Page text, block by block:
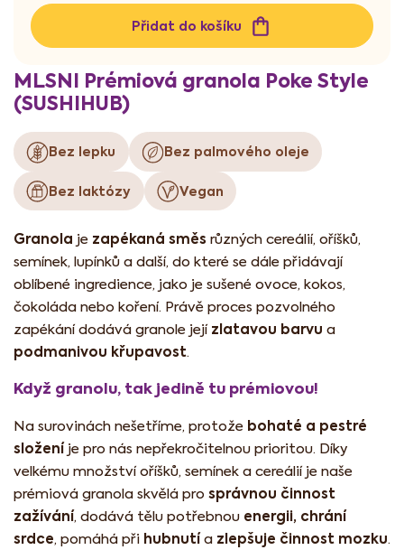
Přidat do košíku
MLSNI Prémiová granola Poke Style
(SUSHIHUB)
Bez lepku Bez palmového oleje
Bez laktózy Vegan
Granola je zapékaná směs různých cereálií, oříšků,
semínek, lupínků a další, do které se dále přidávají
oblíbené ingredience, jako je sušené ovoce, kokos,
čokoláda nebo koření. Právě proces pozvolného
zapékání dodává granole její zlatavou barvu a
podmanivou křupavost.
Když granolu, tak jedině tu prémiovou!
Na surovinách nešetříme, protože bohaté a pestré
složení je pro nás nepřekročitelnou prioritou. Díky
velkému množství oříšků, semínek a cereálií je naše
prémiová granola skvělá pro správnou činnost
zažívání, dodává tělu potřebnou energii, chrání
srdce, pomáhá při hubnutí a zlepšuje činnost mozku.